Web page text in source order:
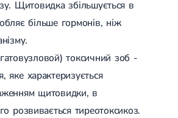
періоду
вагітності
Щитовидка збільшується в
більше гормонів, ніж
токсичний зоб -
яке характеризується
щитовидки, в
розвивається тиреотоксикоз.